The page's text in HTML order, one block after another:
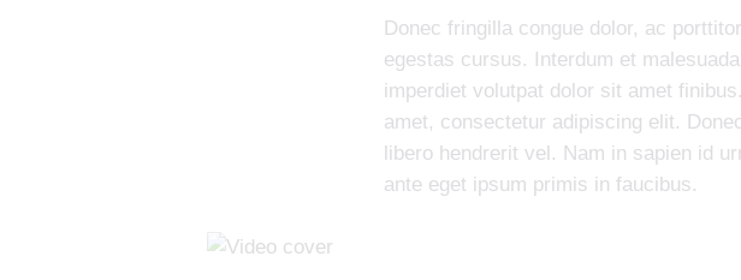
Donec fringilla congue dolor, ac
egestas cursus. Interdum et
imperdiet volutpat dolor sit amet
amet, consectetur adipiscing elit.
libero hendrerit vel. Nam in sapien id
ante eget ipsum primis in faucibus.